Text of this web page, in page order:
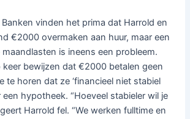
vinden het prima dat Harrold en
€2000 overmaken aan huur, maar een
is ineens een probleem.
keer bewijzen dat €2000 betalen geen
te horen dat ze ‘financieel niet stabiel
een hypotheek. “Hoeveel stabieler wil je
Harrold fel. “We werken fulltime en